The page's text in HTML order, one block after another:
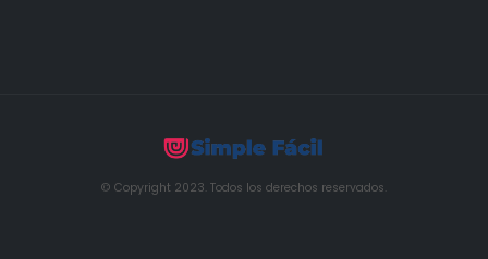
© Copyright 2023. Todos los derechos reservados.